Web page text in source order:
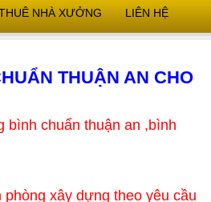
NHÀ XƯỞNG LIÊN HỆ
THUẬN AN CHO
chuẩn thuận an ,bình
xây dựng theo yêu cầu